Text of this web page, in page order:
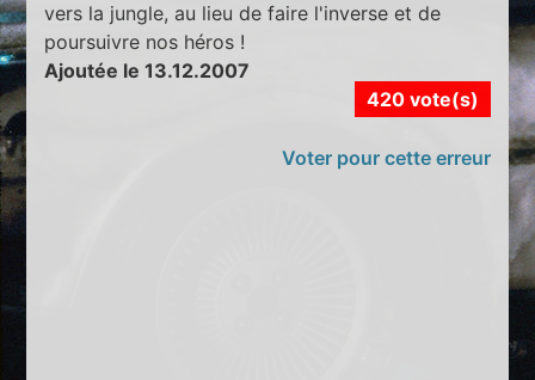
vers la jungle, au lieu de faire l'inverse et de
poursuivre nos héros !
Ajoutée le 13.12.2007
420 vote(s)
Voter pour cette erreur